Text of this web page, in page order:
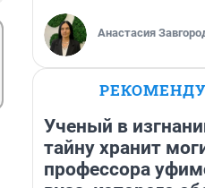
Анастасия
Ученый в
тайну хранит
профессора